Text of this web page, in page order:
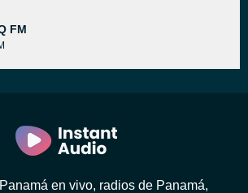
FM
en vivo, radios de Panamá,